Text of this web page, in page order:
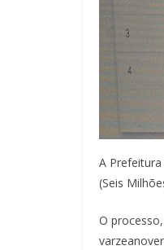
A
(Seis
O